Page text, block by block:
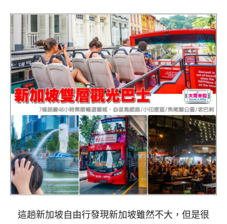
這趟新加坡自由行發現新加坡雖然不大，但是很